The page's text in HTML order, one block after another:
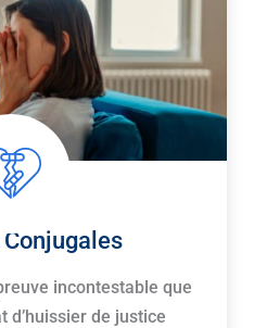
incontestable que
d’huissier de justice